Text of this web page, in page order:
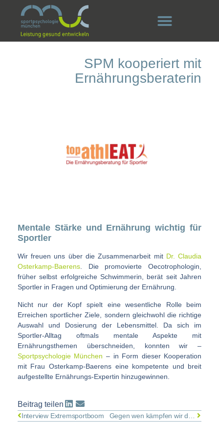
SPM kooperiert mit
Ernährungsberaterin
Mentale Stärke und Ernährung wichtig für
Sportler
Wir freuen uns über die Zusammenarbeit mit Dr. Claudia
Osterkamp-Baerens. Die promovierte Oecotrophologin,
früher selbst erfolgreiche Schwimmerin, berät seit Jahren
Sportler in Fragen und Optimierung der Ernährung.
Nicht nur der Kopf spielt eine wesentliche Rolle beim
Erreichen sportlicher Ziele, sondern gleichwohl die richtige
Auswahl und Dosierung der Lebensmittel. Da sich im
Sportler-Alltag oftmals mentale Aspekte mit
Ernährungsthemen überschneiden, konnten wir –
Sportpsychologie München – in Form dieser Kooperation
mit Frau Osterkamp-Baerens eine kompetente und breit
aufgestellte Ernährungs-Expertin hinzugewinnen.
Beitrag teilen
Interview Extremsportboom